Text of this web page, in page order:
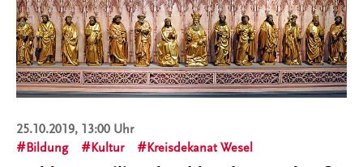
25.10.2019, 13:00 Uhr
Bildung
Kultur Kreisdekanat Wesel